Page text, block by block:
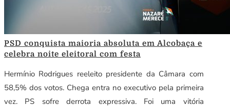
PSD conquista maioria absoluta em Alcobaça e
celebra noite eleitoral com festa
Hermínio Rodrigues reeleito presidente da Câmara com
58,5% dos votos. Chega entra no executivo pela primeira
vez. PS sofre derrota expressiva. Foi uma vitória